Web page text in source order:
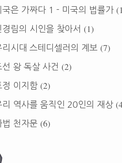
국은 가짜다 1 - 미국의 법률가
경림의 시인을 찾아서 (1)
리시대 스테디셀러의 계보 (7)
선 왕 독살 사건 (2)
정 이지함 (2)
리 역사를 움직인 20인의 재상
법 천자문 (6)